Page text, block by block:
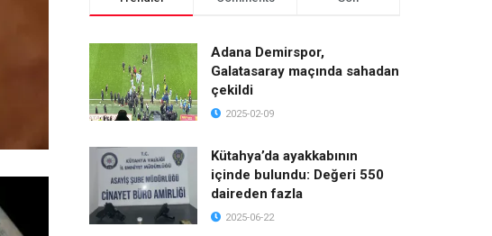
Adana Demirspor,
Galatasaray maçında sahadan
çekildi
2025-02-09
Kütahya’da ayakkabının
içinde bulundu: Değeri 550
daireden fazla
2025-06-22